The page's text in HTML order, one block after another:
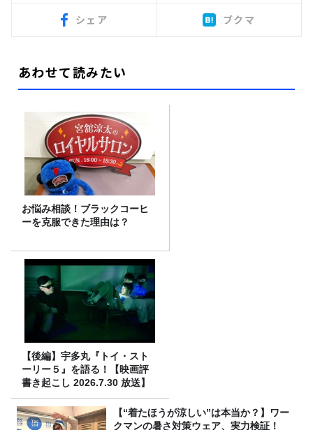
シェア ブクマ
あわせて読みたい
お悩み相談！ブラックコーヒ
ーを克服できた理由は？
【後編】宇多丸『トイ・スト
ーリー５』を語る！【映画評
書き起こし 2026.7.30 放送】
【“着たほうが涼しい”は本当か？】ワー
クマンの暑さ対策ウェア、実力検証！